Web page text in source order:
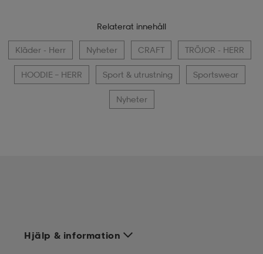
Relaterat innehåll
Kläder - Herr Nyheter CRAFT TRÖJOR - HERR
HOODIE – HERR Sport & utrustning Sportswear
Nyheter
Hjälp & information